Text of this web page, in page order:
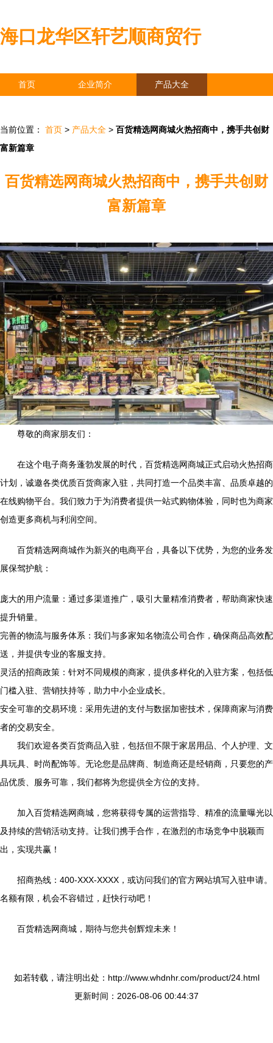
海口龙华区轩艺顺商贸行
首页 企业简介 产品大全
当前位置： 首页 > 产品大全 > 百货精选网商城火热招商中，携手共创财
富新篇章
百货精选网商城火热招商中，携手共创财
富新篇章
尊敬的商家朋友们：
在这个电子商务蓬勃发展的时代，百货精选网商城正式启动火热招商
计划，诚邀各类优质百货商家入驻，共同打造一个品类丰富、品质卓越的
在线购物平台。我们致力于为消费者提供一站式购物体验，同时也为商家
创造更多商机与利润空间。
百货精选网商城作为新兴的电商平台，具备以下优势，为您的业务发
展保驾护航：
庞大的用户流量：通过多渠道推广，吸引大量精准消费者，帮助商家快速
提升销量。
完善的物流与服务体系：我们与多家知名物流公司合作，确保商品高效配
送，并提供专业的客服支持。
灵活的招商政策：针对不同规模的商家，提供多样化的入驻方案，包括低
门槛入驻、营销扶持等，助力中小企业成长。
安全可靠的交易环境：采用先进的支付与数据加密技术，保障商家与消费
者的交易安全。
我们欢迎各类百货商品入驻，包括但不限于家居用品、个人护理、文
具玩具、时尚配饰等。无论您是品牌商、制造商还是经销商，只要您的产
品优质、服务可靠，我们都将为您提供全方位的支持。
加入百货精选网商城，您将获得专属的运营指导、精准的流量曝光以
及持续的营销活动支持。让我们携手合作，在激烈的市场竞争中脱颖而
出，实现共赢！
招商热线：400-XXX-XXXX，或访问我们的官方网站填写入驻申请。
名额有限，机会不容错过，赶快行动吧！
百货精选网商城，期待与您共创辉煌未来！
如若转载，请注明出处：http://www.whdnhr.com/product/24.html
更新时间：2026-08-06 00:44:37